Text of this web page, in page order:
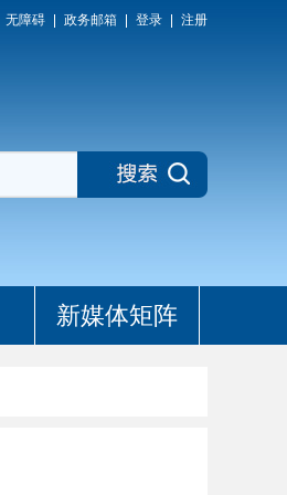
无障碍 政务邮箱 登录 注册
新媒体矩阵